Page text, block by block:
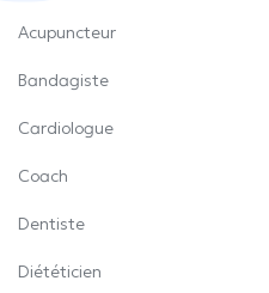
Acupuncteur
Bandagiste
Cardiologue
Coach
Dentiste
Diététicien